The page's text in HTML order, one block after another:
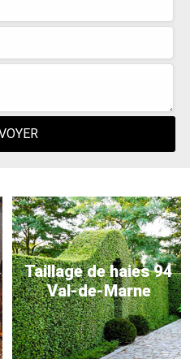
Taillage de haies 94
Val-de-Marne